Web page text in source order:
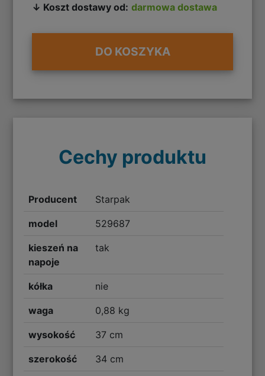
↓ Koszt dostawy od: darmowa dostawa
DO KOSZYKA
Cechy produktu
Producent Starpak
model 529687
kieszeń na
napoje
tak
kółka nie
waga 0,88 kg
wysokość 37 cm
szerokość 34 cm